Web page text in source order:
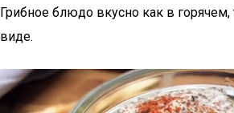
Грибное блюдо вкусно как в
виде.